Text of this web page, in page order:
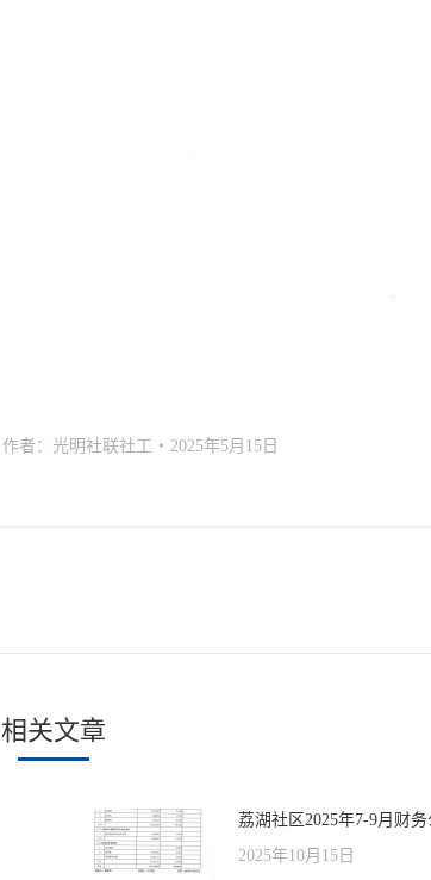
作者： 光明社联社工 2025年5月15日
章：
相关文章
荔湖社区2025年7-9月财
2025年10月15日